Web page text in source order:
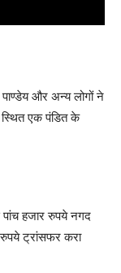
और अन्य लोगों ने
स्थित एक पंडित के
पांच हजार रुपये नगद
ट्रांसफर करा